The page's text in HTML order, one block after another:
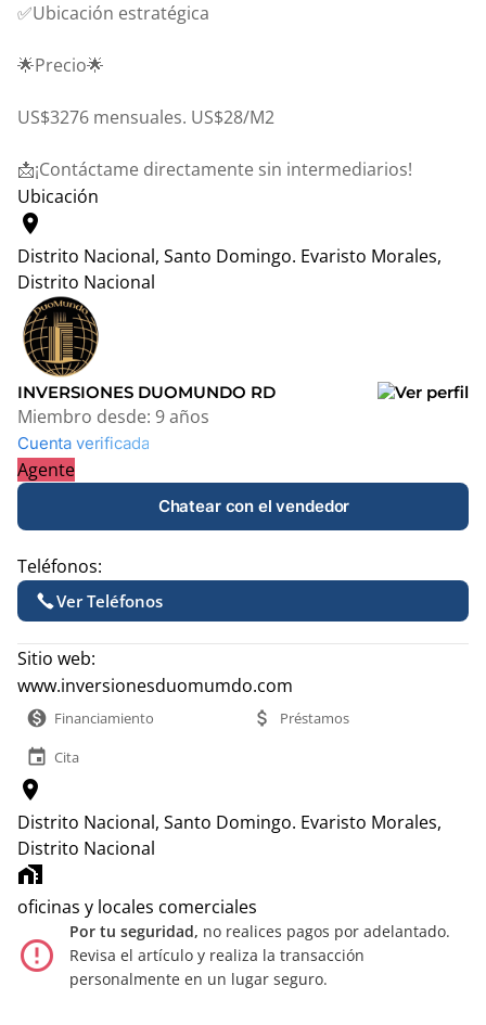
✅Ubicación estratégica
🌟Precio🌟
US$3276 mensuales. US$28/M2
📩¡Contáctame directamente sin intermediarios!
Ubicación
location_on
Distrito Nacional, Santo Domingo. Evaristo Morales,
Distrito Nacional
+
−
INVERSIONES DUOMUNDO RD
Miembro desde: 9 años
Cuenta verificada
Agente
Chatear con el vendedor
Teléfonos:
Ver Teléfonos
Sitio web:
www.inversionesduomumdo.com
monetization_on Financiamiento attach_money Préstamos
event Cita
location_on
Distrito Nacional, Santo Domingo. Evaristo Morales,
Distrito Nacional
home_work
oficinas y locales comerciales
error_outline
Por tu seguridad, no realices pagos por adelantado.
Revisa el artículo y realiza la transacción
personalmente en un lugar seguro.